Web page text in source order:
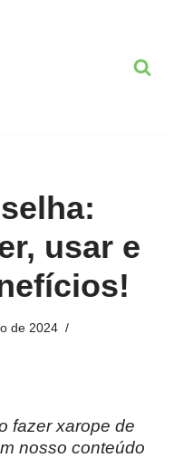
usar e
de 2024
fazer xarope de
nosso conteúdo